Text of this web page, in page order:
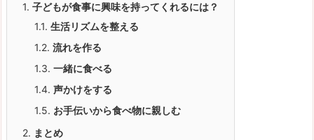
1. 子どもが食事に興味を持ってくれるには？
1.1. 生活リズムを整える
1.2. 流れを作る
1.3. 一緒に食べる
1.4. 声かけをする
1.5. お手伝いから食べ物に親しむ
2. まとめ